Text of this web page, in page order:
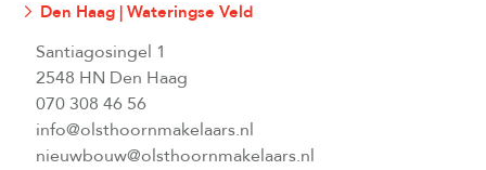
Den Haag | Wateringse Veld
Santiagosingel 1
2548 HN Den Haag
070 308 46 56
info@olsthoornmakelaars.nl
nieuwbouw@olsthoornmakelaars.nl